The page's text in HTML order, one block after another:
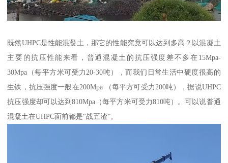
既然UHPC是性能混凝土，那它的性能究竟可以达到多高？以混凝土
主要的抗压性能来看，普通混凝土的抗压强度差不多在15Mpa-
30Mpa（每平方米可受力20-30吨），而我们日常生活中硬度很高的
生铁，抗压强度一般在200Mpa （每平方可受力200吨），据说UHPC
抗压强度却可以达到810Mpa（每平方米可受力810吨）。可以说普通
混凝土在UHPC面前都是“战五渣”。